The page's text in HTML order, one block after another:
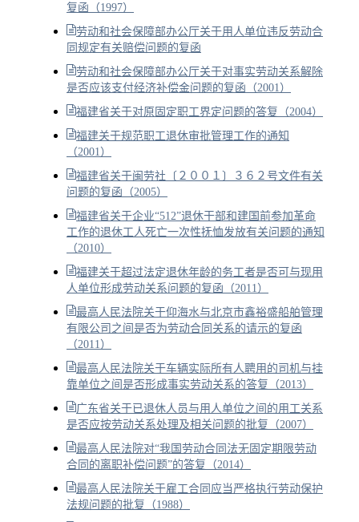
复函（1997）
劳动和社会保障部办公厅关于用人单位违反劳动合
同规定有关赔偿问题的复函
劳动和社会保障部办公厅关于对事实劳动关系解除
是否应该支付经济补偿金问题的复函（2001）
福建省关于对原固定职工界定问题的答复（2004）
福建关于规范职工退休审批管理工作的通知
（2001）
福建省关于闽劳社〔２００１〕３６２号文件有关
问题的复函（2005）
福建省关于企业“512”退休干部和建国前参加革命
工作的退休工人死亡一次性抚恤发放有关问题的通知
（2010）
福建关于超过法定退休年龄的务工者是否可与现用
人单位形成劳动关系问题的复函（2011）
最高人民法院关于仰海水与北京市鑫裕盛船舶管理
有限公司之间是否为劳动合同关系的请示的复函
（2011）
最高人民法院关于车辆实际所有人聘用的司机与挂
靠单位之间是否形成事实劳动关系的答复（2013）
广东省关于已退休人员与用人单位之间的用工关系
是否应按劳动关系处理及相关问题的批复（2007）
最高人民法院对“我国劳动合同法无固定期限劳动
合同的离职补偿问题”的答复（2014）
最高人民法院关于雇工合同应当严格执行劳动保护
法规问题的批复（1988）